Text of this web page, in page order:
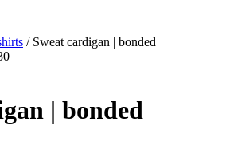
/ Sweat cardigan | bonded
| bonded